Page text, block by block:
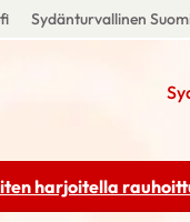
Sydänturvallinen
harjoitella